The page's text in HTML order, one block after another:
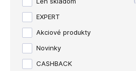
EXPERT
Akciové produkty
Novinky
CASHBACK